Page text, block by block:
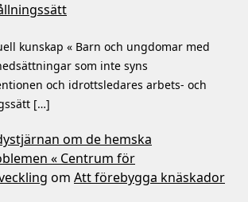
kunskap « Barn och ungdomar med
som inte syns
och idrottsledares arbets- och
[…]
om de hemska
« Centrum för
om Att förebygga knäskador